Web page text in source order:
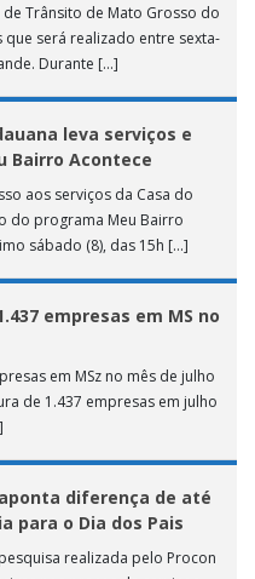
Trânsito de Mato Grosso do
será realizado entre sexta-
Durante […]
leva serviços e
Bairro Acontece
aos serviços da Casa do
do programa Meu Bairro
sábado (8), das 15h […]
empresas em MS no
em MSz no mês de julho
de 1.437 empresas em julho
diferença de até
para o Dia dos Pais
realizada pelo Procon